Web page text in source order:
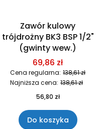
Zawór kulowy
trójdrożny BK3 BSP 1/2"
(gwinty wew.)
69,86 zł
Cena regularna: 138,61 zł
Najniższa cena: 138,61 zł
56,80 zł
Do koszyka